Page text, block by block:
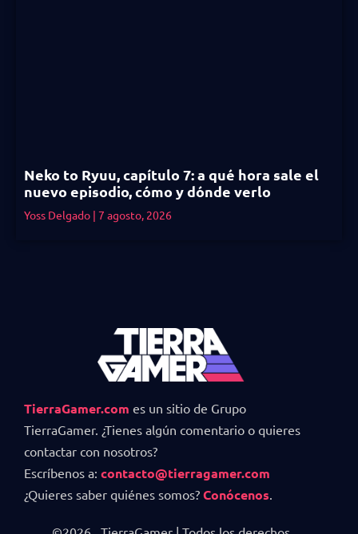
Neko to Ryuu, capítulo 7: a qué hora sale el
nuevo episodio, cómo y dónde verlo
Yoss Delgado 7 agosto, 2026
TierraGamer.com es un sitio de Grupo
TierraGamer. ¿Tienes algún comentario o quieres
contactar con nosotros?
Escríbenos a: contacto@tierragamer.com
¿Quieres saber quiénes somos? Conócenos